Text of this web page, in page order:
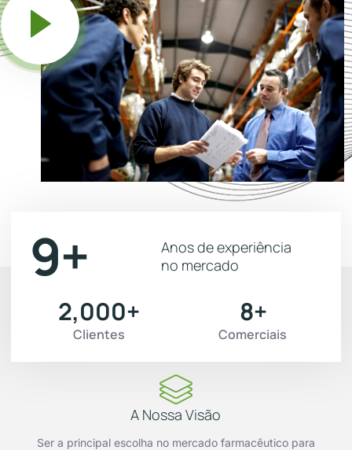
9+
Anos de experiência
no mercado
Clientes
2,000+
Comerciais
8+
A Nossa Visão
Ser a principal escolha no mercado farmacêutico para